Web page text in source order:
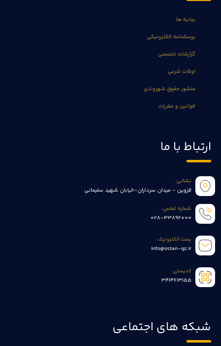
بیانیه ها
پرسشنامه الکترونیکی
گزارشات تخصصی
اوقات شرعی
منشور حقوق شهروندی
قوانین و مقررات
ارتباط با ما
نشانی:
قزوین - میدان سرداران-خیابان شهید سلیمانی
شماره تماس:
028-33892000
پست الکترونیک:
info@ostan-qz.ir
کدپستی:
3414613155
شبکه های اجتماعی